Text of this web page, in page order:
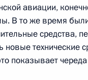
в
авиации,
В то же время
средства,
новые технические
показывает